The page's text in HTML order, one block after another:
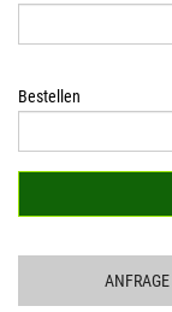
Bestellen
ANFRAGE